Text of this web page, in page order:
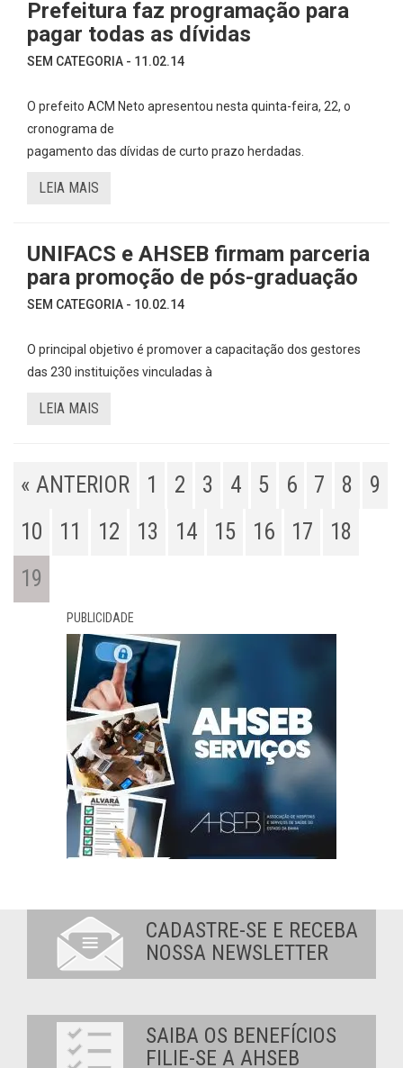
Prefeitura faz programação para
pagar todas as dívidas
SEM CATEGORIA - 11.02.14
O prefeito ACM Neto apresentou nesta quinta-feira, 22, o
cronograma de
pagamento das dívidas de curto prazo herdadas.
LEIA MAIS
UNIFACS e AHSEB firmam parceria
para promoção de pós-graduação
SEM CATEGORIA - 10.02.14
O principal objetivo é promover a capacitação dos gestores
das 230 instituições vinculadas à
LEIA MAIS
« ANTERIOR 1 2 3 4 5 6 7 8
9
10
11 12 13 14 15 16 17
18
19
PUBLICIDADE
CADASTRE-SE E RECEBA
NOSSA NEWSLETTER
SAIBA OS BENEFÍCIOS
FILIE-SE A AHSEB